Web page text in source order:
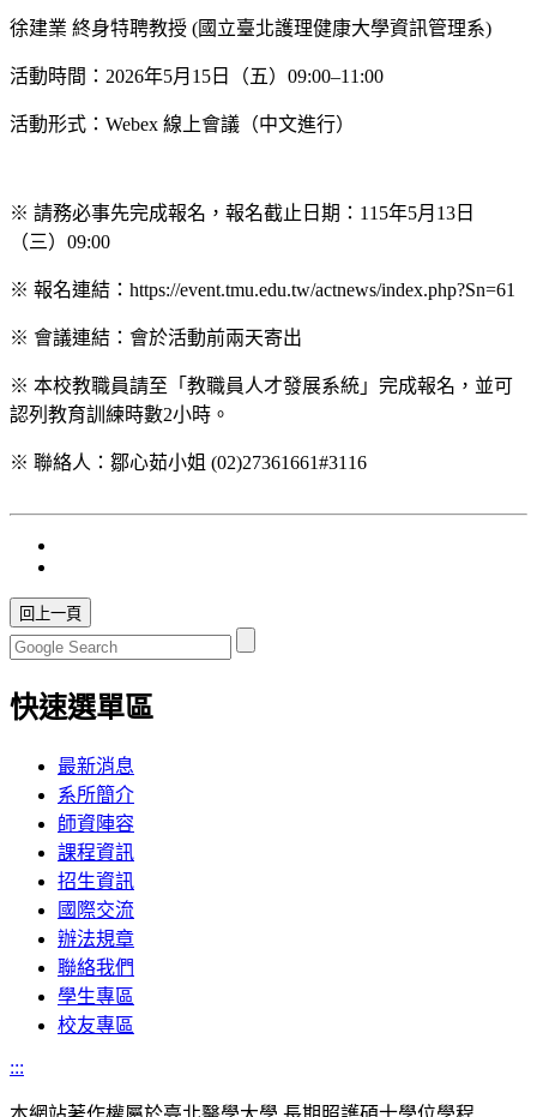
徐建業 終身特聘教授 (國立臺北護理健康大學資訊管理系)
活動時間：2026年5月15日（五）09:00–11:00
活動形式：Webex 線上會議（中文進行）
※ 請務必事先完成報名，報名截止日期：115年5月13日
（三）09:00
※ 報名連結：https://event.tmu.edu.tw/actnews/index.php?Sn=61
※ 會議連結：會於活動前兩天寄出
※ 本校教職員請至「教職員人才發展系統」完成報名，並可
認列教育訓練時數2小時。
※ 聯絡人：鄒心茹小姐 (02)27361661#3116
快速選單區
最新消息
系所簡介
師資陣容
課程資訊
招生資訊
國際交流
辦法規章
聯絡我們
學生專區
校友專區
:::